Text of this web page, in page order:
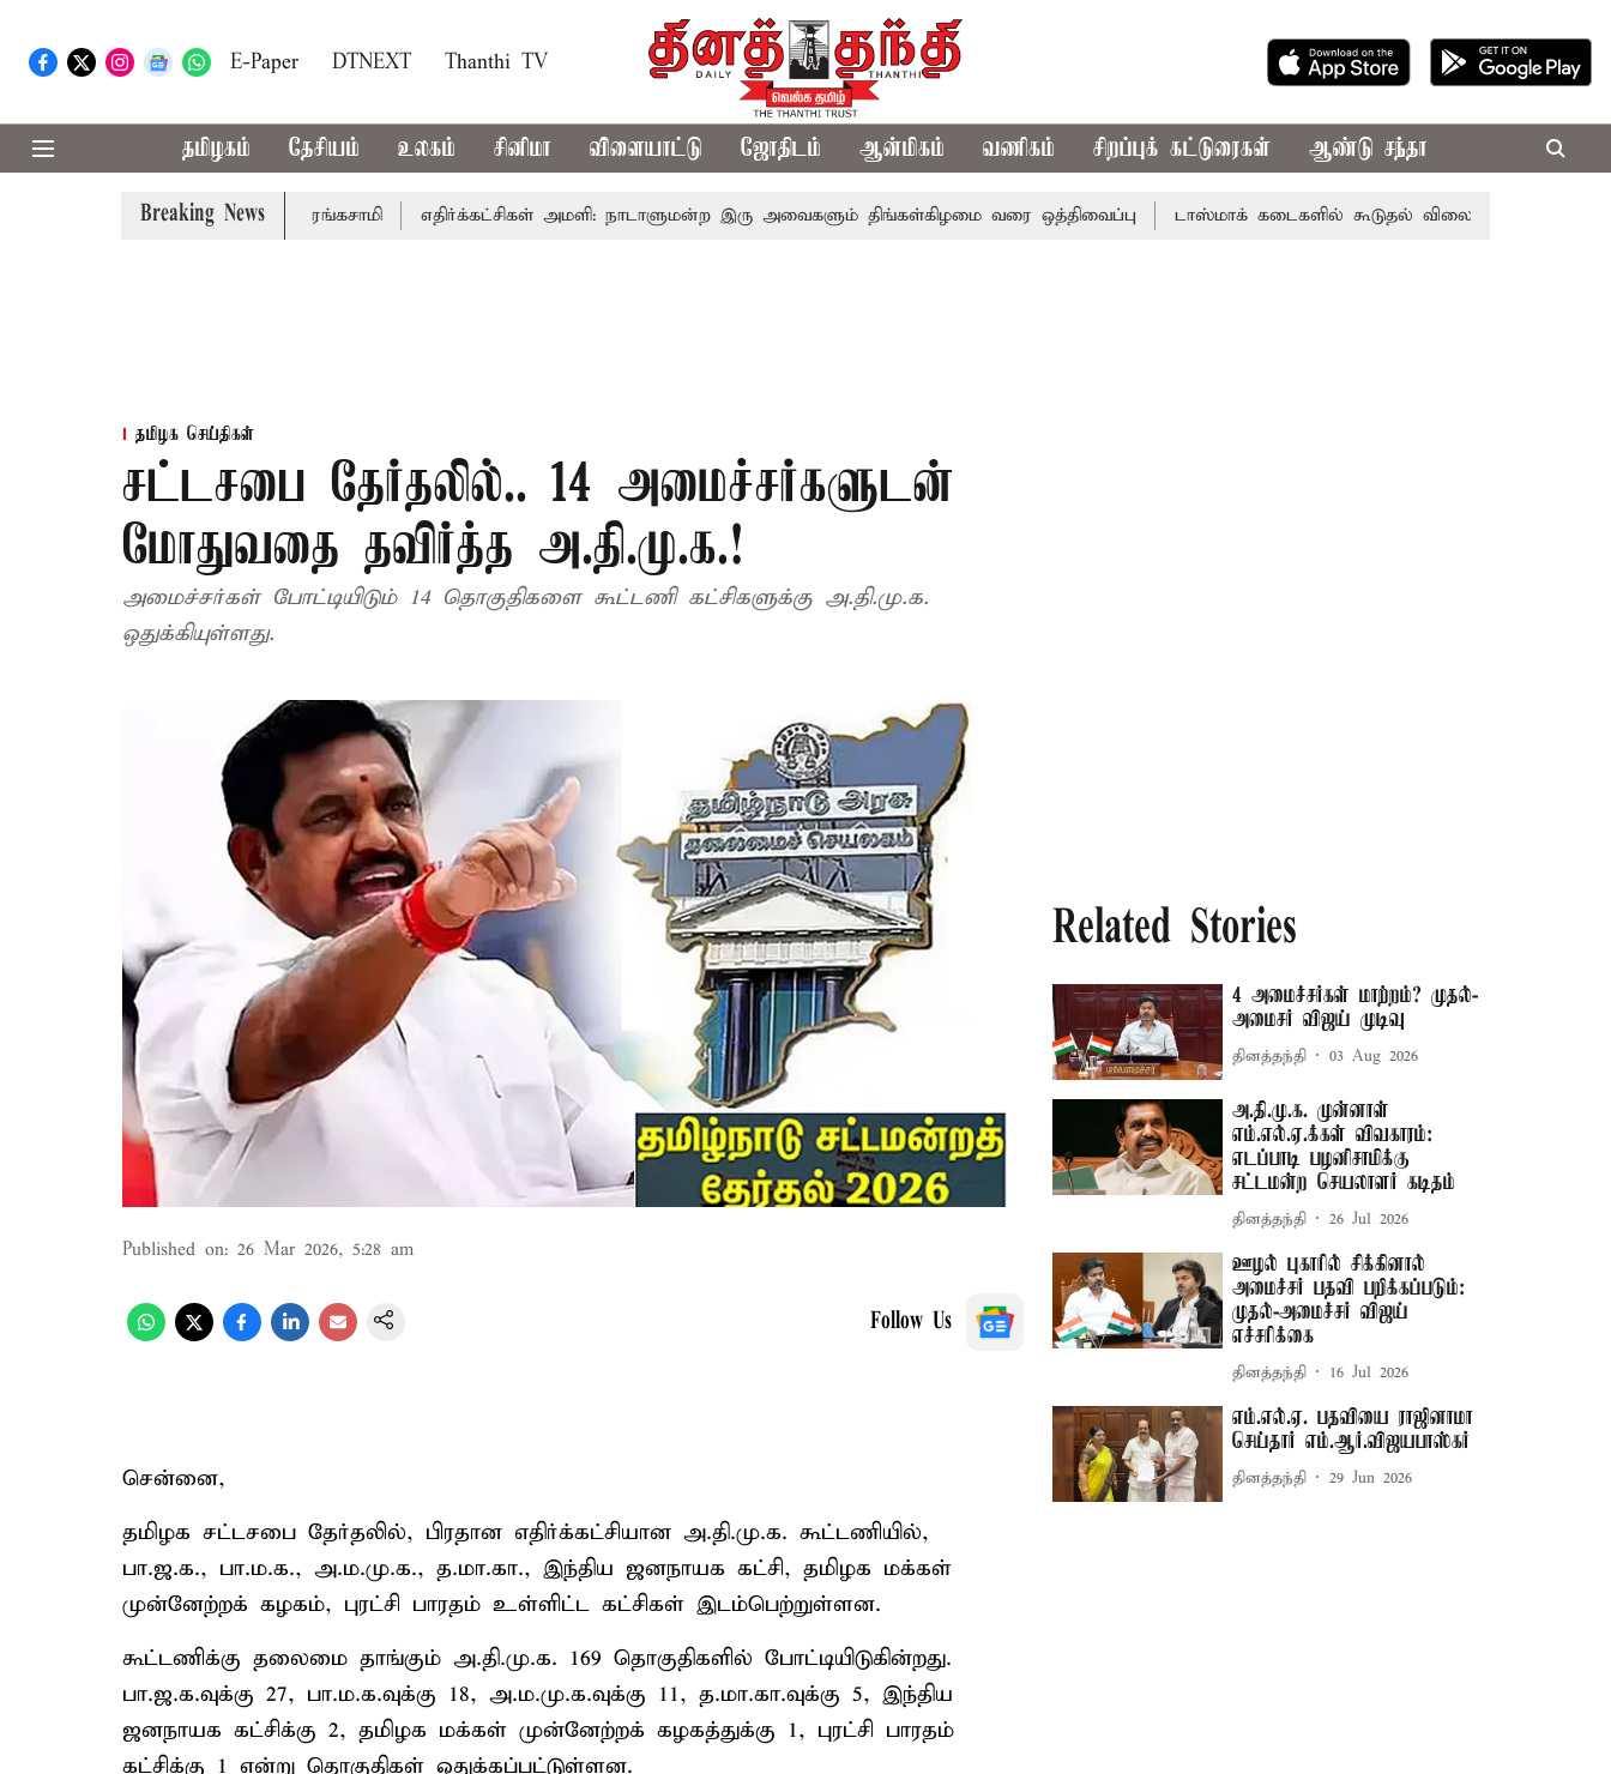
E-Paper DTNEXT Thanthi TV
தமிழகம் தேசியம் உலகம் சினிமா விளையாட்டு ஜோதிடம் ஆன்மிகம் வணிகம் சிறப்புக் கட்டுரைகள் ஆண்டு சந்தா
Breaking News
முதல்-அமைச்சர் ரங்கசாமி எதிர்க்கட்சிகள் அமளி: நாடாளுமன்ற இரு அவைகளும் திங்கள்கிழமை வரை ஒத்திவைப்பு டாஸ்மாக் கடைகளில் கூடுதல் விலைக்கு மதுவிற்றால்
தமிழக செய்திகள்
சட்டசபை தேர்தலில்.. 14 அமைச்சர்களுடன்
மோதுவதை தவிர்த்த அ.தி.மு.க.!
அமைச்சர்கள் போட்டியிடும் 14 தொகுதிகளை கூட்டணி கட்சிகளுக்கு அ.தி.மு.க.
ஒதுக்கியுள்ளது.
Published on: 26 Mar 2026, 5:28 am
Follow Us
சென்னை,
தமிழக சட்டசபை தேர்தலில், பிரதான எதிர்க்கட்சியான அ.தி.மு.க. கூட்டணியில்,
பா.ஜ.க., பா.ம.க., அ.ம.மு.க., த.மா.கா., இந்திய ஜனநாயக கட்சி, தமிழக மக்கள்
முன்னேற்றக் கழகம், புரட்சி பாரதம் உள்ளிட்ட கட்சிகள் இடம்பெற்றுள்ளன.
கூட்டணிக்கு தலைமை தாங்கும் அ.தி.மு.க. 169 தொகுதிகளில் போட்டியிடுகின்றது.
பா.ஜ.க.வுக்கு 27, பா.ம.க.வுக்கு 18, அ.ம.மு.க.வுக்கு 11, த.மா.கா.வுக்கு 5, இந்திய
ஜனநாயக கட்சிக்கு 2, தமிழக மக்கள் முன்னேற்றக் கழகத்துக்கு 1, புரட்சி பாரதம்
கட்சிக்கு 1 என்று தொகுதிகள் ஒதுக்கப்பட்டுள்ளன.
Related Stories
4 அமைச்சர்கள் மாற்றம்? முதல்-
அமைசர் விஜய் முடிவு
தினத்தந்தி 03 Aug 2026
அ.தி.மு.க. முன்னாள்
எம்.எல்.ஏ.க்கள் விவகாரம்:
எடப்பாடி பழனிசாமிக்கு
சட்டமன்ற செயலாளர் கடிதம்
தினத்தந்தி 26 Jul 2026
ஊழல் புகாரில் சிக்கினால்
அமைச்சர் பதவி பறிக்கப்படும்:
முதல்-அமைச்சர் விஜய்
எச்சரிக்கை
தினத்தந்தி 16 Jul 2026
எம்.எல்.ஏ. பதவியை ராஜினாமா
செய்தார் எம்.ஆர்.விஜயபாஸ்கர்
தினத்தந்தி 29 Jun 2026